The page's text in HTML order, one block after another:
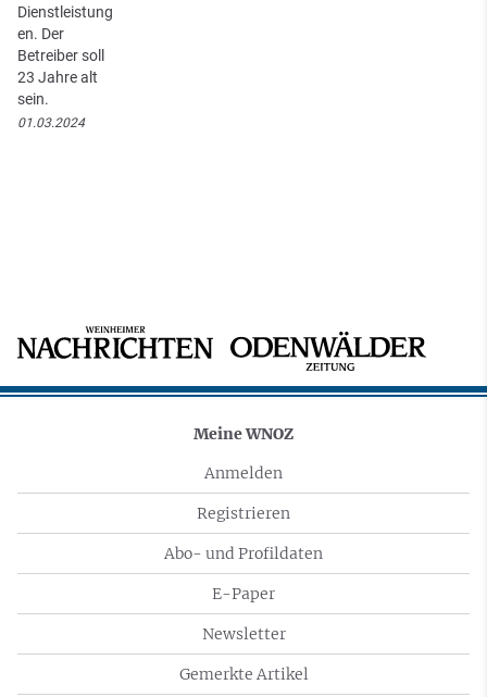
Dienstleistung
en. Der
Betreiber soll
23 Jahre alt
sein.
01.03.2024
Meine WNOZ
Anmelden
Registrieren
Abo- und Profildaten
E-Paper
Newsletter
Gemerkte Artikel